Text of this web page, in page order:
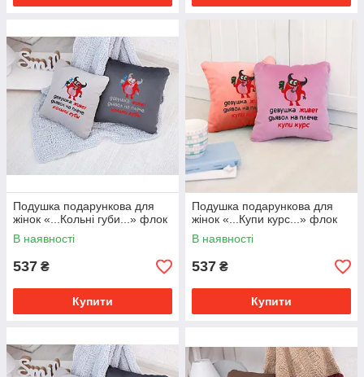
Подушка подарункова для
жінок «...Кольні губи...» флок
В наявності
537 ₴
Купити
Подушка подарункова для
жінок «...Купи курс...» флок
В наявності
537 ₴
Купити